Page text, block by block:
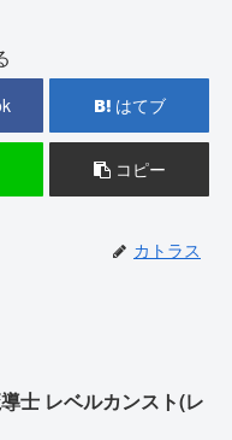
はてブ
コピー
カトラス
士 レベルカンスト(レ